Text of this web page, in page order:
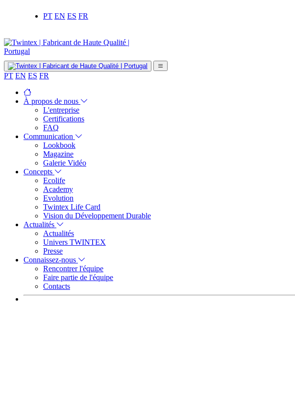
PT EN ES FR
PT EN ES FR
À propos de nous
L'entreprise
Certifications
FAQ
Communication
Lookbook
Magazine
Galerie Vidéo
Concepts
Ecolife
Academy
Evolution
Twintex Life Card
Vision du Développement Durable
Actualités
Actualités
Univers TWINTEX
Presse
Connaissez-nous
Rencontrer l'équipe
Faire partie de l'équipe
Contacts